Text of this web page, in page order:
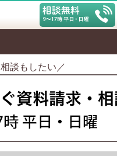
談もしたい／